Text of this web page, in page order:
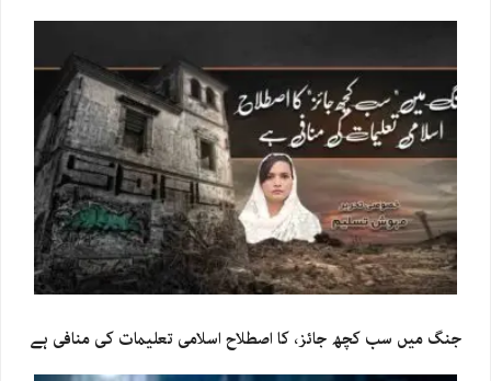
جنگ میں سب کچھ جائز، کا اصطلاح اسلامی تعلیمات کی منافی ہے